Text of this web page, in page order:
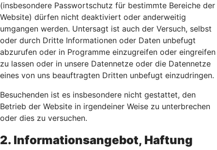
(insbesondere Passwortschutz für bestimmte Bereiche der
Website) dürfen nicht deaktiviert oder anderweitig
umgangen werden. Untersagt ist auch der Versuch, selbst
oder durch Dritte Informationen oder Daten unbefugt
abzurufen oder in Programme einzugreifen oder eingreifen
zu lassen oder in unsere Datennetze oder die Datennetze
eines von uns beauftragten Dritten unbefugt einzudringen.
Besuchenden ist es insbesondere nicht gestattet, den
Betrieb der Website in irgendeiner Weise zu unterbrechen
oder dies zu versuchen.
2. Informationsangebot, Haftung